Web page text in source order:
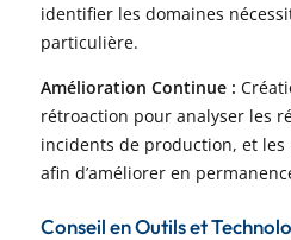
identifier les domaines
particulière.
Amélioration Continue :
rétroaction pour analyser les
incidents de production, et
afin d’améliorer en
Conseil en Outils et